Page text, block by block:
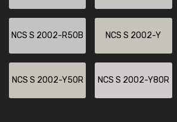
NCS S 2002-R50B NCS S 2002-Y
NCS S 2002-Y50R NCS S 2002-Y80R